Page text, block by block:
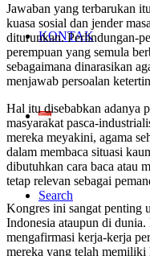
KONTAK
Search
Jawaban yang terbarukan
kuasa sosial dan jender
diturunkan. Perlindungan-
perempuan yang semula
sebagaimana dinarasikan
menjawab persoalan
Hal itu disebabkan adanya
masyarakat pasca-
mereka meyakini, agama
dalam membaca situasi
dibutuhkan cara baca atau
tetap relevan sebagai
Kongres ini sangat penting
Indonesia ataupun di
mengafirmasi kerja-kerja
mereka yang telah memiliki